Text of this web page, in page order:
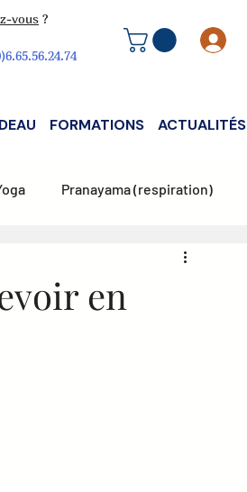
vous ?
FORMATIONS ACTUALITÉS
Pranayama (respiration)
en